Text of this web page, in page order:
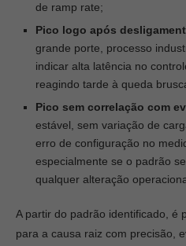
de ramp rate;
Pico logo após
grande porte, processo
indicar alta latência no
reagindo tarde à queda
Pico sem correlação com
estável, sem variação de
erro de configuração no
especialmente se o padrão
qualquer alteração
A partir do padrão identificado, é
para a causa raiz com precisão,